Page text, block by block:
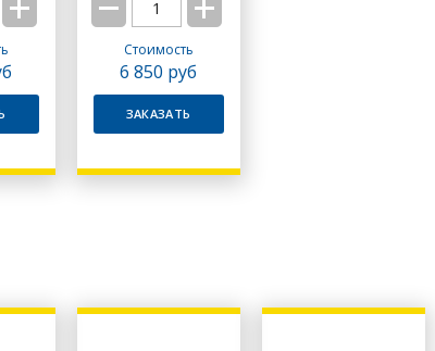
Стоимость
6 850 руб
ЗАКАЗАТЬ